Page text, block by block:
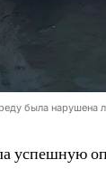
была
успешную